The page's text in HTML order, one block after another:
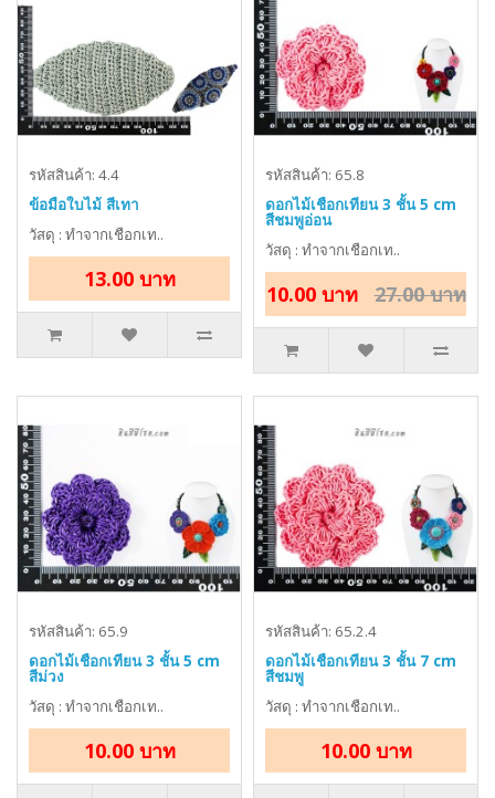
รหัสสินค้า: 4.4
ข้อมือใบไม้ สีเทา
วัสดุ : ทำจากเชือกเท..
13.00 บาท
รหัสสินค้า: 65.8
ดอกไม้เชือกเทียน 3 ชั้น 5 cm
สีชมพูอ่อน
วัสดุ : ทำจากเชือกเท..
10.00 บาท 27.00 บาท
รหัสสินค้า: 65.9
ดอกไม้เชือกเทียน 3 ชั้น 5 cm
สีม่วง
วัสดุ : ทำจากเชือกเท..
10.00 บาท
รหัสสินค้า: 65.2.4
ดอกไม้เชือกเทียน 3 ชั้น 7 cm
สีชมพู
วัสดุ : ทำจากเชือกเท..
10.00 บาท